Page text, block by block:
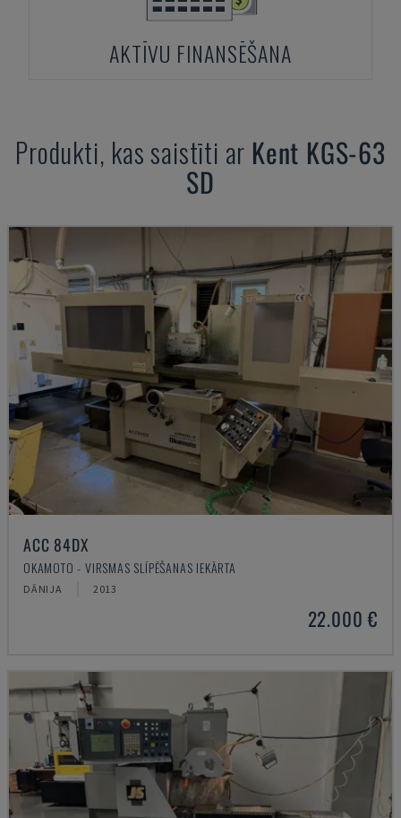
AKTĪVU FINANSĒŠANA
Produkti, kas saistīti ar Kent KGS-63
SD
ACC 84DX
OKAMOTO - VIRSMAS SLĪPĒŠANAS IEKĀRTA
DĀNIJA 2013
22.000 €